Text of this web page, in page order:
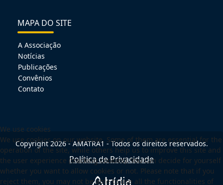
MAPA DO SITE
A Associação
Notícias
Publicações
Convênios
Contato
Copyright 2026 - AMATRA1 - Todos os direitos reservados.
Política de Privacidade
We use cookies
We use cookies on our website. Some of them are essential for the
operation of the site, while others help us to improve this site and
the user experience (tracking cookies). You can decide for yourself
whether you want to allow cookies or not. Please note that if you
reject them, you may not be able to use all the functionalities of